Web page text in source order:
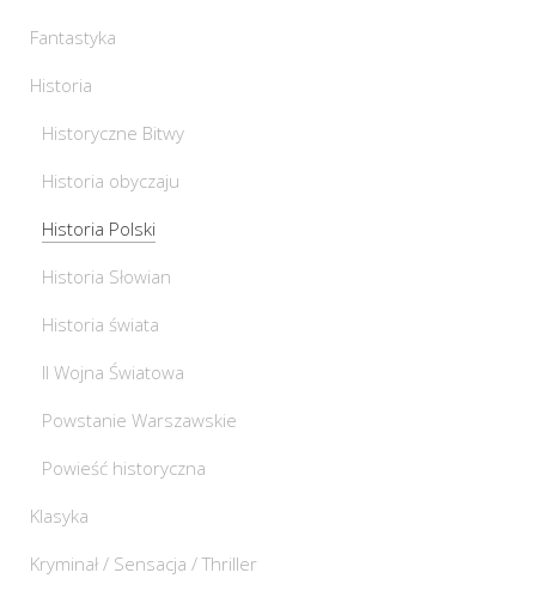
Fantastyka
Historia
Historyczne Bitwy
Historia obyczaju
Historia Polski
Historia Słowian
Historia świata
II Wojna Światowa
Powstanie Warszawskie
Powieść historyczna
Klasyka
Kryminał / Sensacja / Thriller